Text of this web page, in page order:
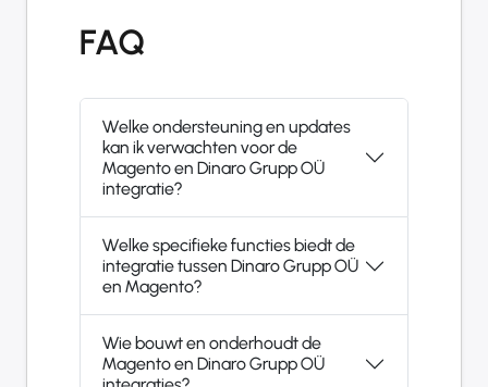
FAQ
Welke ondersteuning en updates
kan ik verwachten voor de
Magento en Dinaro Grupp OÜ
integratie?
Welke specifieke functies biedt de
integratie tussen Dinaro Grupp OÜ
en Magento?
Wie bouwt en onderhoudt de
Magento en Dinaro Grupp OÜ